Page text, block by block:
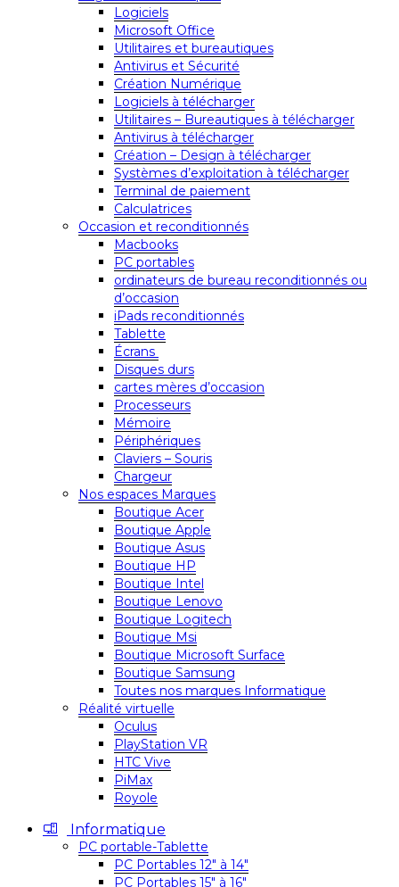
Logiciels
Microsoft Office
Utilitaires et bureautiques
Antivirus et Sécurité
Création Numérique
Logiciels à télécharger
Utilitaires – Bureautiques à télécharger
Antivirus à télécharger
Création – Design à télécharger
Systèmes d’exploitation à télécharger
Terminal de paiement
Calculatrices
Occasion et reconditionnés
Macbooks
PC portables
ordinateurs de bureau reconditionnés ou
d’occasion
iPads reconditionnés
Tablette
Écrans
Disques durs
cartes mères d’occasion
Processeurs
Mémoire
Périphériques
Claviers – Souris
Chargeur
Nos espaces Marques
Boutique Acer
Boutique Apple
Boutique Asus
Boutique HP
Boutique Intel
Boutique Lenovo
Boutique Logitech
Boutique Msi
Boutique Microsoft Surface
Boutique Samsung
Toutes nos marques Informatique
Réalité virtuelle
Oculus
PlayStation VR
HTC Vive
PiMax
Royole
Informatique
PC portable-Tablette
PC Portables 12″ à 14″
PC Portables 15″ à 16″